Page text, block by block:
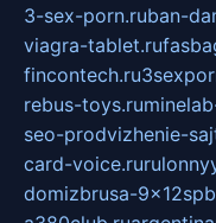
3-sex-porn.ruban-
viagra-tablet.ru
fincontech.ru
rebus-toys.ru
seo-prodvizhenie-
card-voice.ru
domizbrusa-